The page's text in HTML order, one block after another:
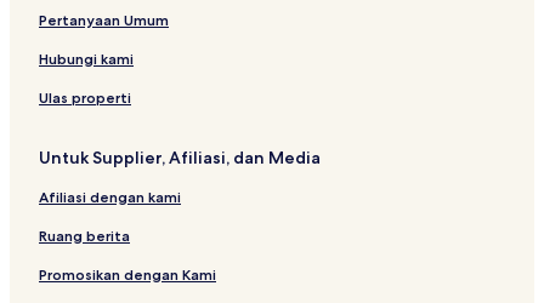
Pertanyaan Umum
Hubungi kami
Ulas properti
Untuk Supplier, Afiliasi, dan Media
Afiliasi dengan kami
Ruang berita
Promosikan dengan Kami